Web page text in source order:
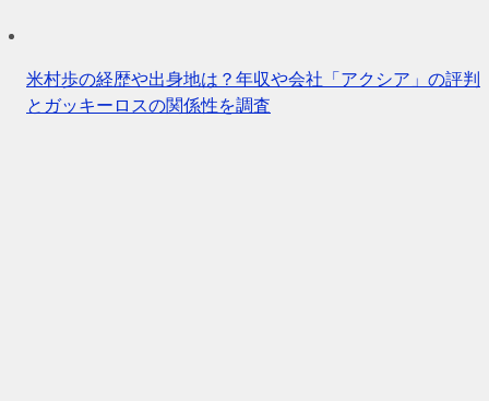
米村歩の経歴や出身地は？年収や会社「アクシア」の評判
とガッキーロスの関係性を調査